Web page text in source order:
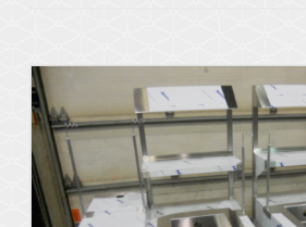
Voir les détails